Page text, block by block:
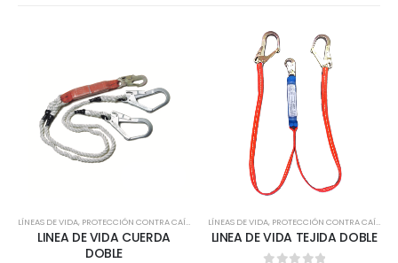
LÍNEAS DE VIDA, PROTECCIÓN CONTRA CAÍDAS
LINEA DE VIDA CUERDA
DOBLE
LÍNEAS DE VIDA, PROTECCIÓN CONTRA CAÍDAS
LINEA DE VIDA TEJIDA DOBLE